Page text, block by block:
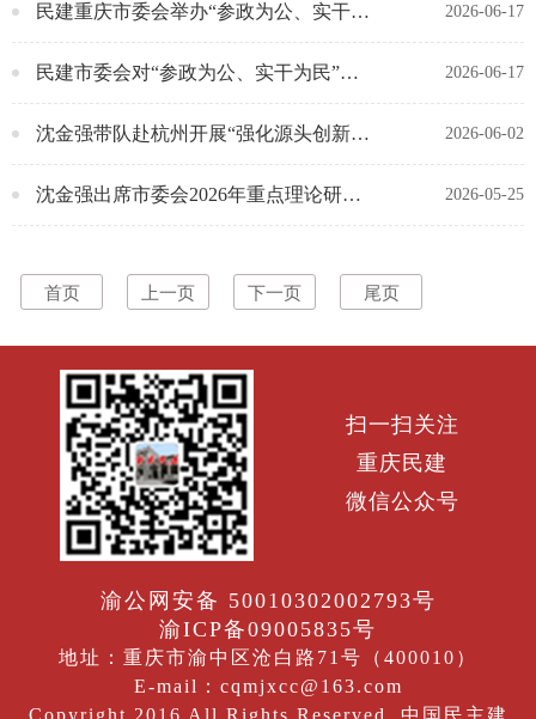
民建重庆市委会举办“参政为公、实干为民”主题教育专题读书班 2026-06-17
民建市委会对“参政为公、实干为民”主题教育进行再部署再推进 2026-06-17
沈金强带队赴杭州开展“强化源头创新与制度供给 推动未来产业实现新突破”专题调研 2026-06-02
沈金强出席市委会2026年重点理论研究课题调研座谈会 2026-05-25
首页 上一页 下一页 尾页
扫一扫关注
重庆民建
微信公众号
渝公网安备 50010302002793号
渝ICP备09005835号
地址：重庆市渝中区沧白路71号（400010）
E-mail：cqmjxcc@163.com
Copyright 2016 All Rights Reserved. 中国民主建